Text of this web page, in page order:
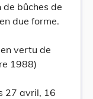
bûches de
due forme.
vertu de
1988)
27 avril, 16